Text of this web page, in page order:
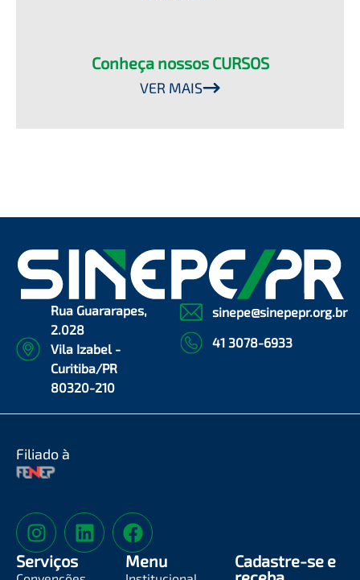
Conheça nossos CURSOS
VER MAIS
Rua Guararapes,
2.028
Vila Izabel -
Curitiba/PR
80320-210
sinepe@sinepepr.org.br
41 3078-6933
Filiado à
Serviços Menu
Cadastre-se e